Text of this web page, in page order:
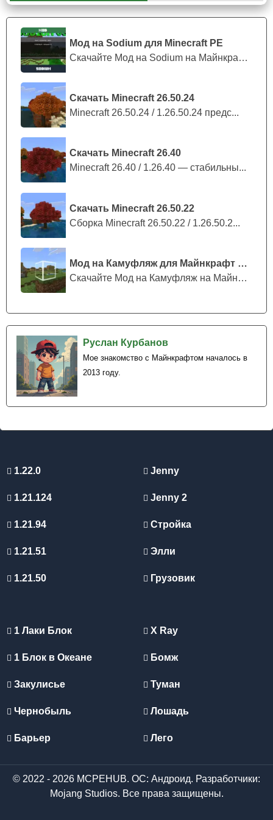
Мод на Sodium для Minecraft PE
Скачайте Мод на Sodium на Майнкрафт П...
Скачать Minecraft 26.50.24
Minecraft 26.50.24 / 1.26.50.24 предс...
Скачать Minecraft 26.40
Minecraft 26.40 / 1.26.40 — стабильны...
Скачать Minecraft 26.50.22
Сборка Minecraft 26.50.22 / 1.26.50.2...
Мод на Камуфляж для Майнкрафт ПЕ
Скачайте Мод на Камуфляж на Майнкрафт...
Руслан Курбанов
Мое знакомство с Майнкрафтом началось в
2013 году.
города и грузовые машины.
Прогулки
Благодаря размером карты Дубая игроки Minecraft PE
смогут устраивать различные прогулки по самым
знатным местам огромного города. Начиная от скверов
и оазисов,заканчивая различными банками и
гостиницами
лучшее обслуживание.
1.22.0
1.21.124
1.21.94
1.21.51
1.21.50
Jenny
Jenny 2
Стройка
Элли
Грузовик
1 Лаки Блок
1 Блок в Океане
Закулисье
Чернобыль
Барьер
X Ray
Бомж
Туман
Лошадь
Лего
© 2022 - 2026 MCPEHUB. ОС: Андроид. Разработчики:
Mojang Studios. Все права защищены.